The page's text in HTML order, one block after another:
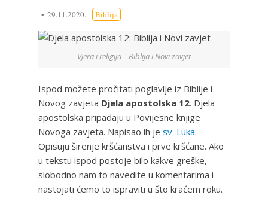
29.11.2020. Biblija
Vjera i religija – Biblija i Novi zavjet
Ispod možete pročitati poglavlje iz Biblije i
Novog zavjeta Djela apostolska 12. Djela
apostolska pripadaju u Povijesne knjige
Novoga zavjeta. Napisao ih je sv. Luka.
Opisuju širenje kršćanstva i prve kršćane. Ako
u tekstu ispod postoje bilo kakve greške,
slobodno nam to navedite u komentarima i
nastojati ćemo to ispraviti u što kraćem roku.